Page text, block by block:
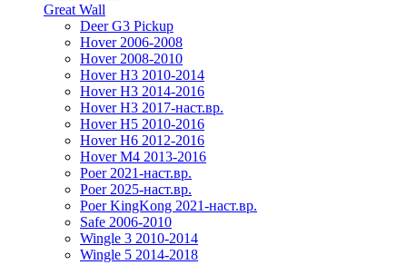
Great Wall
Deer G3 Pickup
Hover 2006-2008
Hover 2008-2010
Hover H3 2010-2014
Hover H3 2014-2016
Hover H3 2017-наст.вр.
Hover H5 2010-2016
Hover H6 2012-2016
Hover M4 2013-2016
Poer 2021-наст.вр.
Poer 2025-наст.вр.
Poer KingKong 2021-наст.вр.
Safe 2006-2010
Wingle 3 2010-2014
Wingle 5 2014-2018